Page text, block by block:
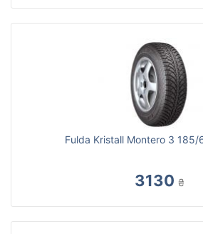
Fulda Kristall Montero 3 185/
3130 ₴